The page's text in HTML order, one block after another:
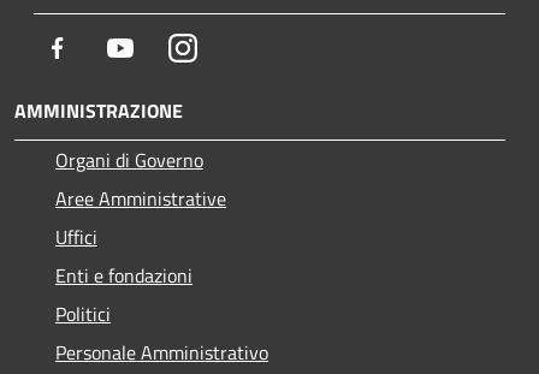
Facebook YoutubeInstagram
AMMINISTRAZIONE
Organi di Governo
Aree Amministrative
Uffici
Enti e fondazioni
Politici
Personale Amministrativo